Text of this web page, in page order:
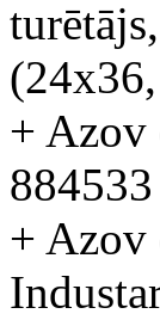
+ Azov
884533
+ Azov